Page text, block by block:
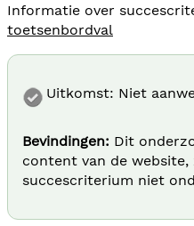
Informatie over
toetsenbordval
Uitkomst: Niet
Bevindingen: Dit
content van de
succescriterium niet